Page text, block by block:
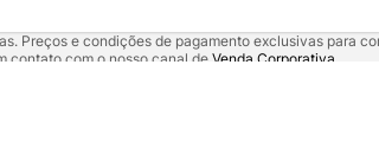
Preços e condições de pagamento exclusivas para
contato com o nosso canal de Venda Corporativa